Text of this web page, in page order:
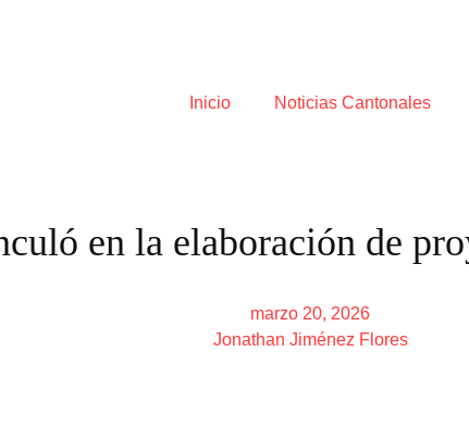
Inicio Noticias Cantonales
en la elaboración de
marzo 20, 2026
Jonathan Jiménez Flores